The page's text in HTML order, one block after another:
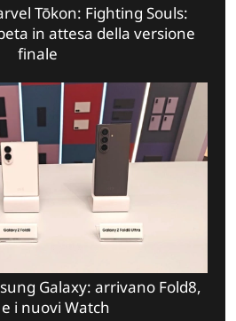
Tōkon: Fighting Souls:
in attesa della versione
finale
Galaxy: arrivano Fold8,
i nuovi Watch